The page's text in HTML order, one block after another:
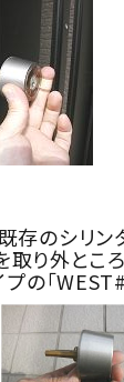
既存のシリン
取り外とこ
の「